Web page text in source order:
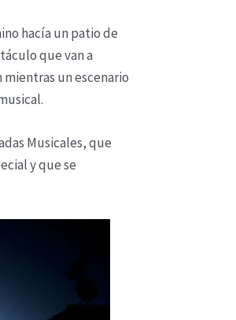
hacía un patio de
que van a
un escenario
Musicales, que
y que se